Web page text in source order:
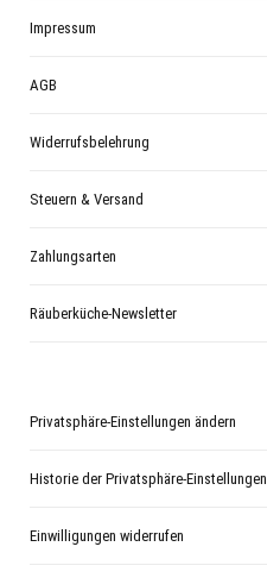
Impressum
AGB
Widerrufsbelehrung
Steuern & Versand
Zahlungsarten
Räuberküche-Newsletter
Privatsphäre-Einstellungen ändern
Historie der Privatsphäre-Einstellungen
Einwilligungen widerrufen